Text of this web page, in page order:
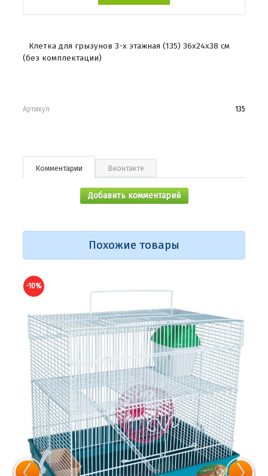
Клетка для грызунов 3-х этажная (135) 36х24х38 см
(без комплектации)
Артикул 135
Комментарии Вконтакте
Добавить комментарий
Похожие товары
-10%